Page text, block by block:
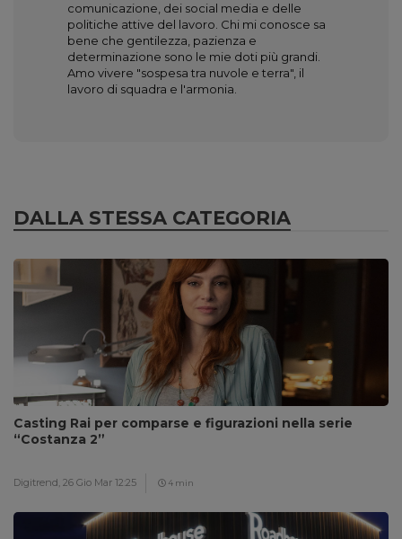
comunicazione, dei social media e delle
politiche attive del lavoro. Chi mi conosce sa
bene che gentilezza, pazienza e
determinazione sono le mie doti più grandi.
Amo vivere "sospesa tra nuvole e terra", il
lavoro di squadra e l'armonia.
DALLA STESSA CATEGORIA
Casting Rai per comparse e figurazioni nella serie
“Costanza 2”
Digitrend, 26 Gio Mar 12:25 4 min